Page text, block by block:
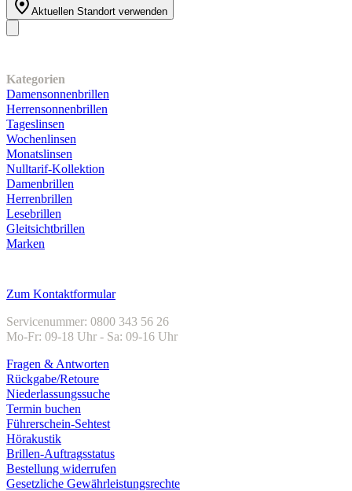
Aktuellen Standort verwenden
Kategorien
Damensonnenbrillen
Herrensonnenbrillen
Tageslinsen
Wochenlinsen
Monatslinsen
Nulltarif-Kollektion
Damenbrillen
Herrenbrillen
Lesebrillen
Gleitsichtbrillen
Marken
Zum Kontaktformular
Servicenummer: 0800 343 56 26
Mo-Fr: 09-18 Uhr - Sa: 09-16 Uhr
Fragen & Antworten
Rückgabe/Retoure
Niederlassungssuche
Termin buchen
Führerschein-Sehtest
Hörakustik
Brillen-Auftragsstatus
Bestellung widerrufen
Gesetzliche Gewährleistungsrechte